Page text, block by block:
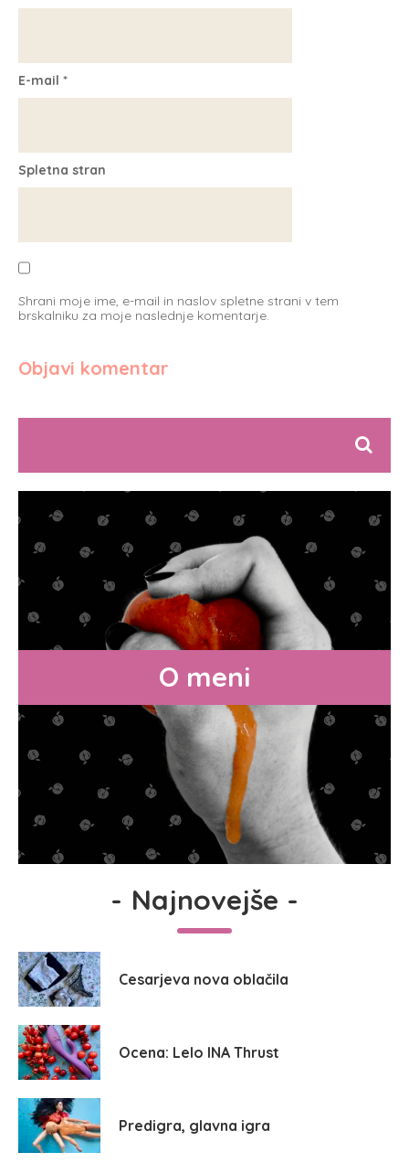
E-mail *
Spletna stran
Shrani moje ime, e-mail in naslov spletne strani v tem
brskalniku za moje naslednje komentarje.
O meni
- Najnovejše -
Cesarjeva nova oblačila
Ocena: Lelo INA Thrust
Predigra, glavna igra